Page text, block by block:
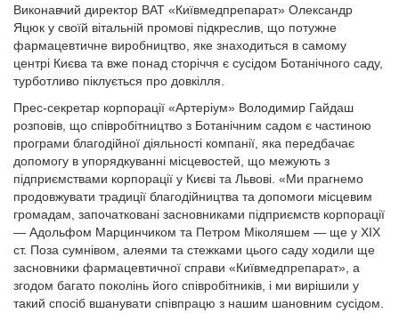
Виконавчий директор ВАТ «Київмедпрепарат» Олександр
Яцюк у своїй вітальній промові підкреслив, що потужне
фармацевтичне виробництво, яке знаходиться в самому
центрі Києва та вже понад сторіччя є сусідом Ботанічного саду,
турботливо піклується про довкілля.
Прес-секретар корпорації «Артеріум» Володимир Гайдаш
розповів, що співробітництво з Ботанічним садом є частиною
програми благодійної діяльності компанії, яка передбачає
допомогу в упорядкуванні місцевостей, що межують з
підприємствами корпорації у Києві та Львові. «Ми прагнемо
продовжувати традиції благодійництва та допомоги місцевим
громадам, започатковані засновниками підприємств корпорації
— Адольфом Марцинчиком та Петром Міколяшем — ще у ХІХ
ст. Поза сумнівом, алеями та стежками цього саду ходили ще
засновники фармацевтичної справи «Київмедпрепарат», а
згодом багато поколінь його співробітників, і ми вирішили у
такий спосіб вшанувати співпрацю з нашим шановним сусідом.